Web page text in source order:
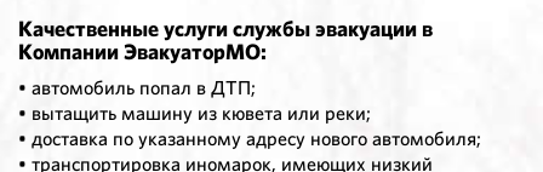
Качественные услуги службы эвакуации в
Компании ЭвакуаторМО:
• автомобиль попал в ДТП;
• вытащить машину из кювета или реки;
• доставка по указанному адресу нового автомобиля;
• транспортировка иномарок, имеющих низкий